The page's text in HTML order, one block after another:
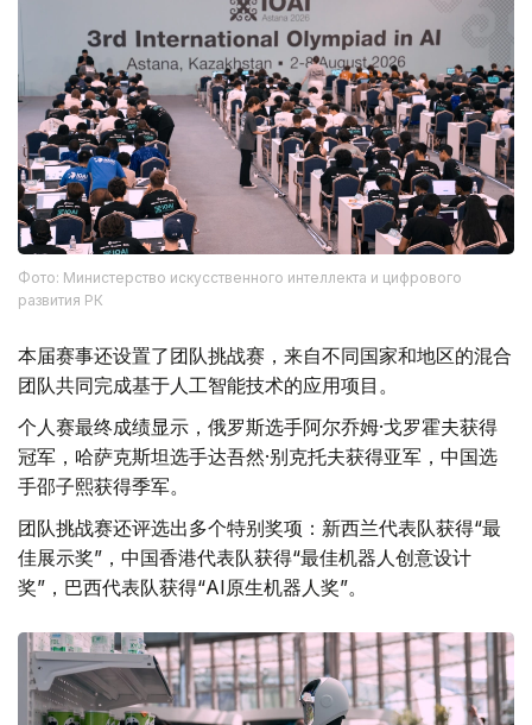
Фото: Министерство искусственного интеллекта и цифрового
развития РК
本届赛事还设置了团队挑战赛，来自不同国家和地区的混合
团队共同完成基于人工智能技术的应用项目。
个人赛最终成绩显示，俄罗斯选手阿尔乔姆·戈罗霍夫获得
冠军，哈萨克斯坦选手达吾然·别克托夫获得亚军，中国选
手邵子熙获得季军。
团队挑战赛还评选出多个特别奖项：新西兰代表队获得“最
佳展示奖”，中国香港代表队获得“最佳机器人创意设计
奖”，巴西代表队获得“AI原生机器人奖”。